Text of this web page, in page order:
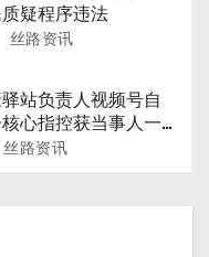
疑程序违法
丝路资讯
站负责人视频号自
心指控获当事人一手
丝路资讯